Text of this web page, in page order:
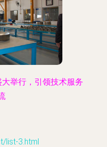
举行，引领技术服务
list-3.html